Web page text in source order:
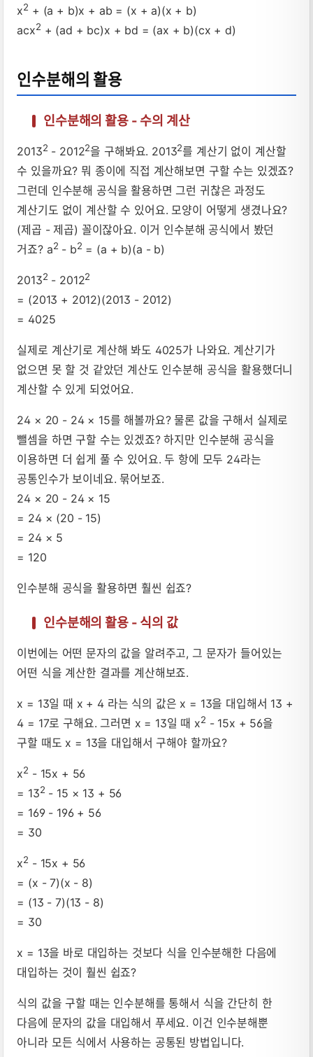
x2 + (a + b)x + ab = (x + a)(x + b)
acx2 + (ad + bc)x + bd = (ax + b)(cx + d)
인수분해의 활용
인수분해의 활용 - 수의 계산
20132 - 20122을 구해봐요. 20132를 계산기 없이 계산할
수 있을까요? 뭐 종이에 직접 계산해보면 구할 수는 있겠죠?
그런데 인수분해 공식을 활용하면 그런 귀찮은 과정도
계산기도 없이 계산할 수 있어요. 모양이 어떻게 생겼나요?
(제곱 - 제곱) 꼴이잖아요. 이거 인수분해 공식에서 봤던
거죠? a2 - b2 = (a + b)(a - b)
20132 - 20122
= (2013 + 2012)(2013 - 2012)
= 4025
실제로 계산기로 계산해 봐도 4025가 나와요. 계산기가
없으면 못 할 것 같았던 계산도 인수분해 공식을 활용했더니
계산할 수 있게 되었어요.
24 × 20 - 24 × 15를 해볼까요? 물론 값을 구해서 실제로
뺄셈을 하면 구할 수는 있겠죠? 하지만 인수분해 공식을
이용하면 더 쉽게 풀 수 있어요. 두 항에 모두 24라는
공통인수가 보이네요. 묶어보죠.
24 × 20 - 24 × 15
= 24 × (20 - 15)
= 24 × 5
= 120
인수분해 공식을 활용하면 훨씬 쉽죠?
인수분해의 활용 - 식의 값
이번에는 어떤 문자의 값을 알려주고, 그 문자가 들어있는
어떤 식을 계산한 결과를 계산해보죠.
x = 13일 때 x + 4 라는 식의 값은 x = 13을 대입해서 13 +
4 = 17로 구해요. 그러면 x = 13일 때 x2 - 15x + 56을
구할 때도 x = 13을 대입해서 구해야 할까요?
x2 - 15x + 56
= 132 - 15 × 13 + 56
= 169 - 196 + 56
= 30
x2 - 15x + 56
= (x - 7)(x - 8)
= (13 - 7)(13 - 8)
= 30
x = 13을 바로 대입하는 것보다 식을 인수분해한 다음에
대입하는 것이 훨씬 쉽죠?
식의 값을 구할 때는 인수분해를 통해서 식을 간단히 한
다음에 문자의 값을 대입해서 푸세요. 이건 인수분해뿐
아니라 모든 식에서 사용하는 공통된 방법입니다.